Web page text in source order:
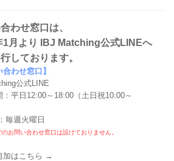
わせ窓口は、
1月より IBJ Matching公式LINEへ
しております。
合わせ窓口】
公式LINE
：平日12:00～18:00（土日祝10:00～
毎週火曜日
お問い合わせ窓口は設けておりません。
加はこちら →